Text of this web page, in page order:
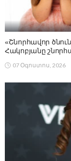
«Շնորհավոր
Հակոբյանը
07 Օգոստոս, 2026